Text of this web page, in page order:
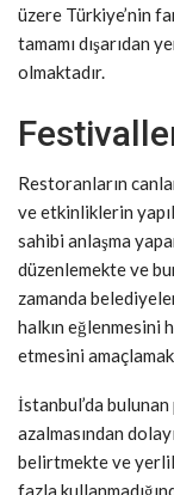
üzere Türkiye’nin
tamamı dışarıdan
olmaktadır.
Restoranların
ve etkinliklerin
sahibi anlaşma
düzenlemekte ve
zamanda
halkın eğlenmesini
etmesini
İstanbul’da
azalmasından
belirtmekte ve
fazla